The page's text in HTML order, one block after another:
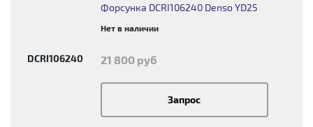
DCRI106240
Форсунка DCRI106240 Denso YD25
Нет в наличии
21 800 руб
Запрос